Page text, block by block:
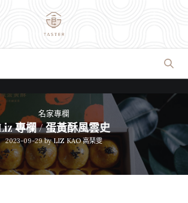
名家專欄
專欄 / 蛋黃酥風雲史
2023-09-29 by LIZ KAO 高琹雯